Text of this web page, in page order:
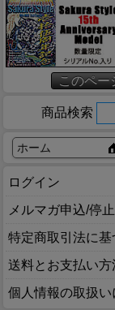
このペー
商品検索
ホーム
ログイン
メルマガ申込/停止
特定商取引法に基
送料とお支払い方
個人情報の取扱い